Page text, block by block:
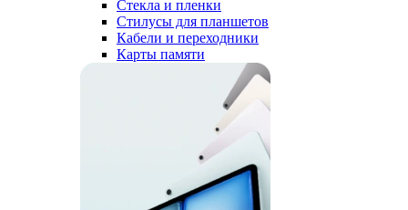
Стекла и пленки
Стилусы для планшетов
Кабели и переходники
Карты памяти